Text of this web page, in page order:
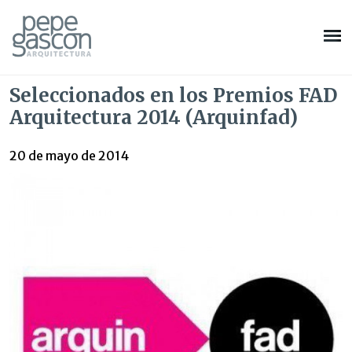
Seleccionados en los Premios FAD
Arquitectura 2014 (Arquinfad)
20 de mayo de 2014
Siempre activas
Este sitio web utiliza Cookies propias para recopilar
información con la finalidad de mejorar nuestros servicios.
Si continua navegando, supone la aceptación de la